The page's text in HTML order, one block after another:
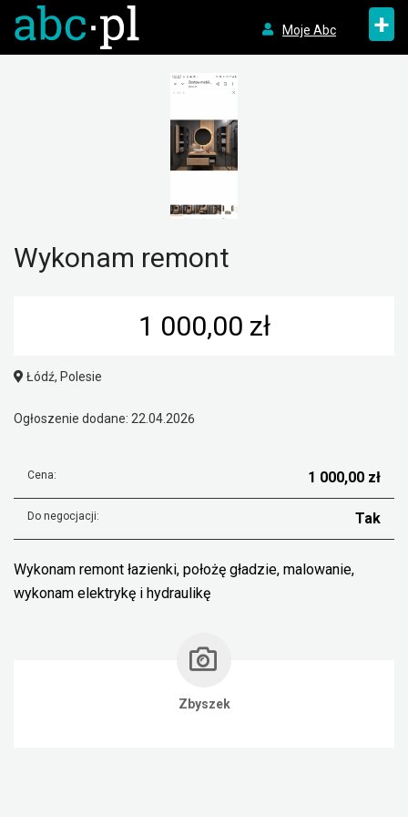
Moje Abc +
Wykonam remont
1 000,00 zł
Łódź, Polesie
Ogłoszenie dodane: 22.04.2026
Cena: 1 000,00 zł
Do negocjacji: Tak
Wykonam remont łazienki, położę gładzie, malowanie,
wykonam elektrykę i hydraulikę
Zbyszek